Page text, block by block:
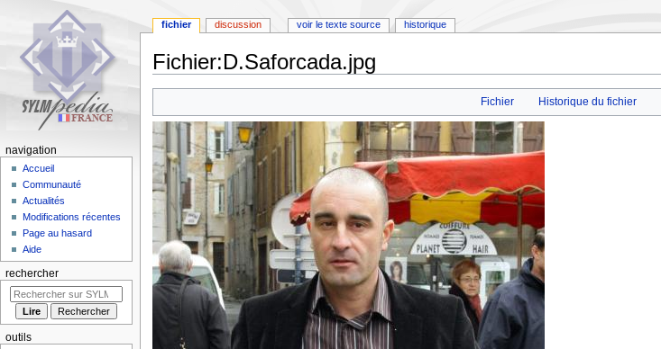
Fichier:D.Saforcada.jpg
la
navigation
la
recherche
Fichier Historique du fichier
fichier discussion voir le texte source historique
navigation
Accueil
Communauté
Actualités
Modifications récentes
Page au hasard
Aide
rechercher
outils